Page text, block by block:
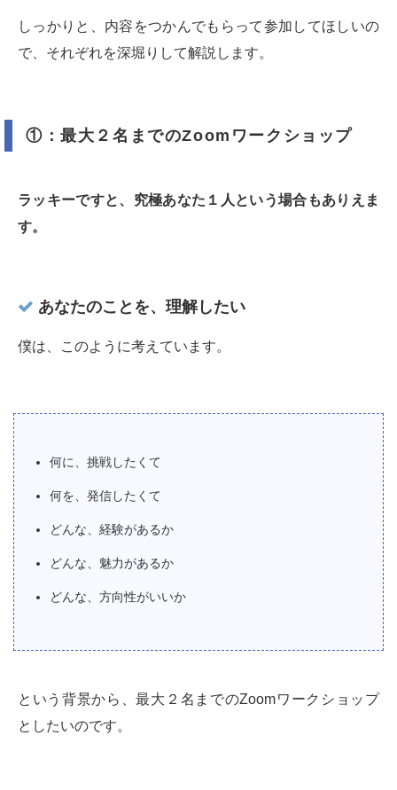
しっかりと、内容をつかんでもらって参加してほしいの
で、それぞれを深堀りして解説します。
①：最大２名までのZoomワークショップ
ラッキーですと、究極あなた１人という場合もありえま
す。
あなたのことを、理解したい
僕は、このように考えています。
何に、挑戦したくて
何を、発信したくて
どんな、経験があるか
どんな、魅力があるか
どんな、方向性がいいか
という背景から、最大２名までのZoomワークショップ
としたいのです。